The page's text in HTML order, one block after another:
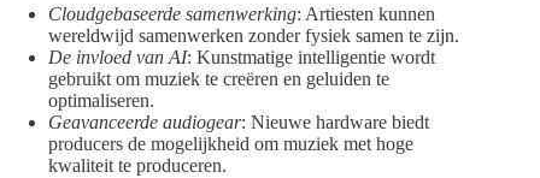
Cloudgebaseerde samenwerking: Artiesten kunnen
wereldwijd samenwerken zonder fysiek samen te zijn.
De invloed van AI: Kunstmatige intelligentie wordt
gebruikt om muziek te creëren en geluiden te
optimaliseren.
Geavanceerde audiogear: Nieuwe hardware biedt
producers de mogelijkheid om muziek met hoge
kwaliteit te produceren.